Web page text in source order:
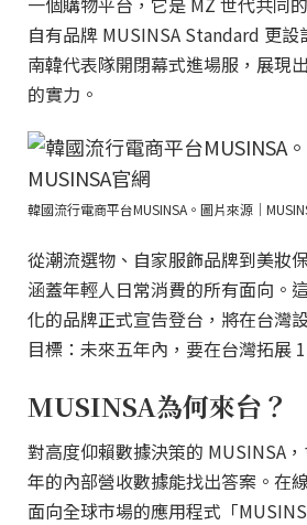
自有品牌 MUSINSA Standard 更
南韓代表隊開閉幕式進場服，展現
的實力。
韓國流行電商平台MUSINSA。圖片來源｜
從潮流選物、自家服飾品牌到美妝
涵蓋年輕人日常消費的所有面向。
化的品牌正式宣告登台，將在台灣
目標：未來五年內，要在台灣拓展
MUSINSA為何來台？
對高度仰賴數據決策的 MUSINSA
年的內部營收數據能找出答案。在
面向全球市場的應用程式「